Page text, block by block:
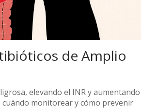
de Amplio
elevando el INR y aumentando
monitorear y cómo prevenir